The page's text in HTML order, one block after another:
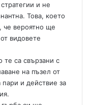
и не
Това, което
че вероятно ще
видовете
те са свързани с
на пъзел от
пари и действие за